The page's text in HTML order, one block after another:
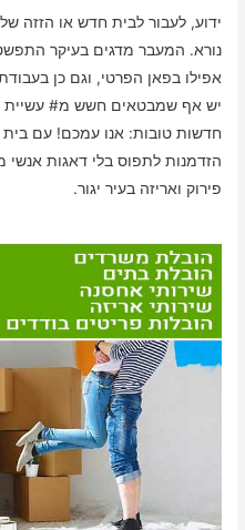
ידוע, לעבור לבית חדש או הזזה
נורא. המעבר מדגים בעיקר
אפילו בפאן הפרטי, וגם כן
יש אף שמבטאים חשש מ# עשיית
חדשות טובות: אנו עמכם! עם בית
הזדמנות לתפוס בלי דאגות אנשי
פירוק ואריזה בעיר יגור.